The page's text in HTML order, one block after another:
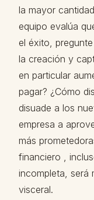
la mayor
equipo evalúa
el éxito,
la creación y
en particular
pagar? ¿Cómo
disuade a los
empresa a
más
financiero ,
incompleta, será
visceral.